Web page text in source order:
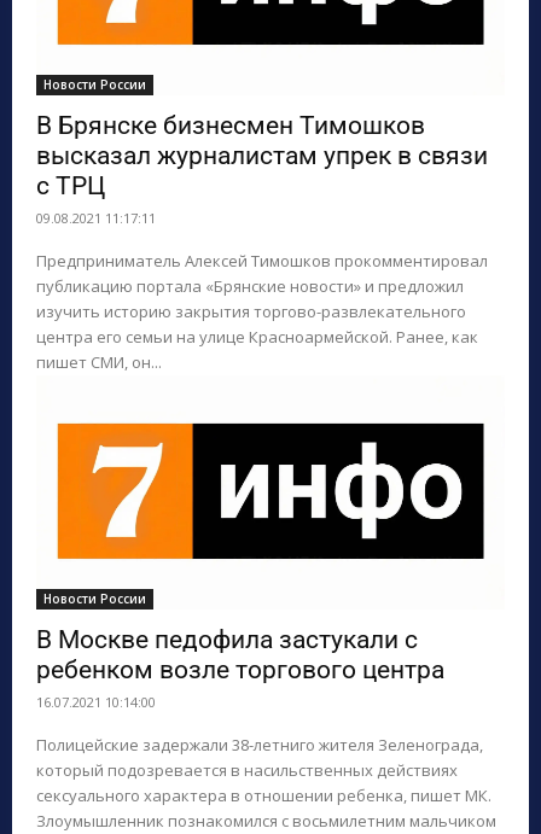
Новости России
В Брянске бизнесмен Тимошков
высказал журналистам упрек в связи
с ТРЦ
09.08.2021 11:17:11
Предприниматель Алексей Тимошков прокомментировал
публикацию портала «Брянские новости» и предложил
изучить историю закрытия торгово-развлекательного
центра его семьи на улице Красноармейской. Ранее, как
пишет СМИ, он...
Новости России
В Москве педофила застукали с
ребенком возле торгового центра
16.07.2021 10:14:00
Полицейские задержали 38-летниго жителя Зеленограда,
который подозревается в насильственных действиях
сексуального характера в отношении ребенка, пишет МК.
Злоумышленник познакомился с восьмилетним мальчиком